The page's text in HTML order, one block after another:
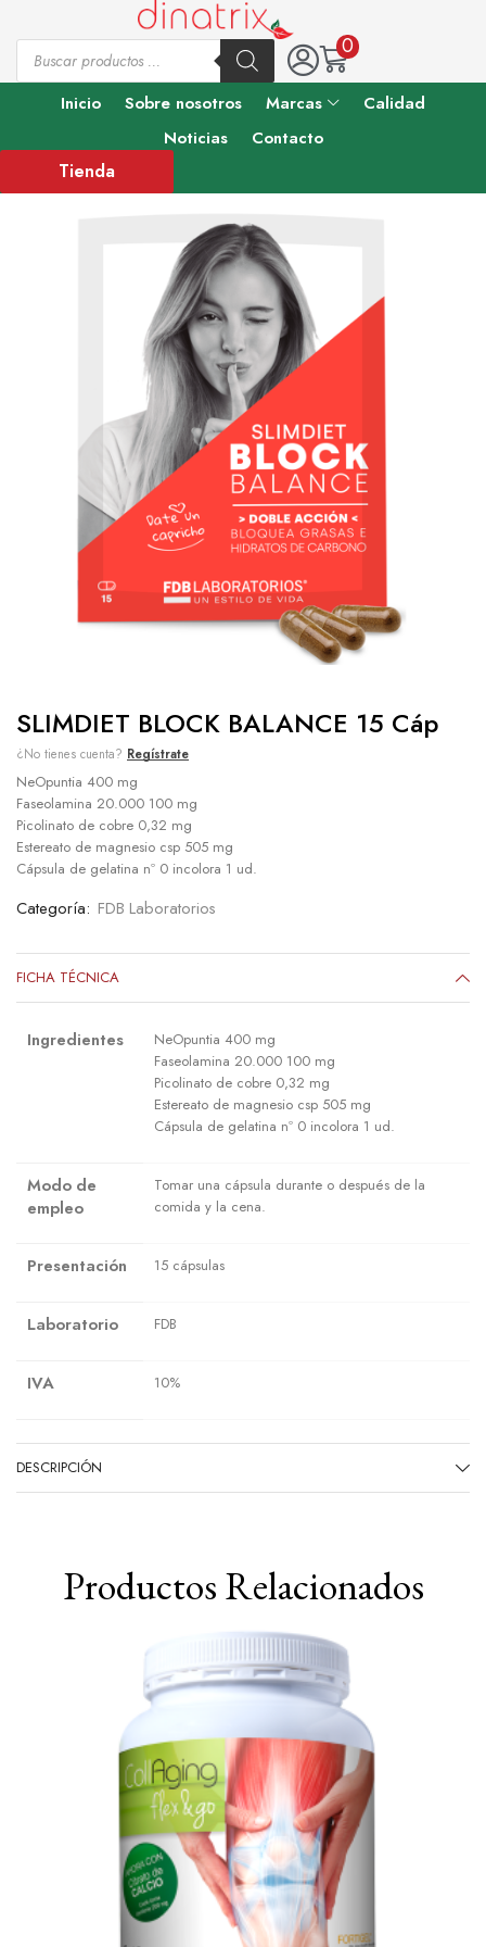
0
Inicio Sobre nosotros Marcas
Calidad
Noticias
Contacto
Tienda
SLIMDIET BLOCK BALANCE 15 Cáp
¿No tienes cuenta? Regístrate
NeOpuntia 400 mg
Faseolamina 20.000 100 mg
Picolinato de cobre 0,32 mg
Estereato de magnesio csp 505 mg
Cápsula de gelatina nº 0 incolora 1 ud.
Categoría: FDB Laboratorios
FICHA TÉCNICA
Ingredientes
NeOpuntia 400 mg
Faseolamina 20.000 100 mg
Picolinato de cobre 0,32 mg
Estereato de magnesio csp 505 mg
Cápsula de gelatina nº 0 incolora 1 ud.
Modo de
empleo
Tomar una cápsula durante o después de la
comida y la cena.
Presentación 15 cápsulas
Laboratorio FDB
IVA 10%
DESCRIPCIÓN
Productos Relacionados